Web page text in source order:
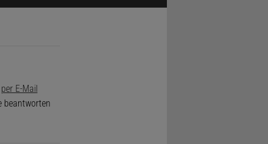
per E-Mail
beantworten